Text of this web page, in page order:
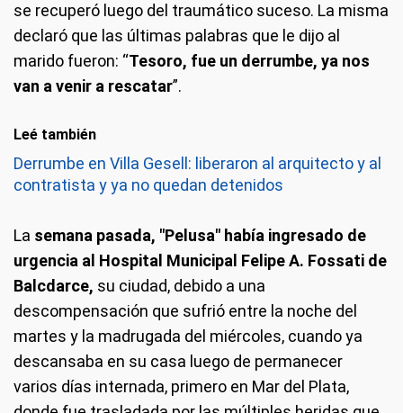
se recuperó luego del traumático suceso. La misma
declaró que las últimas palabras que le dijo al
marido fueron: “Tesoro, fue un derrumbe, ya nos
van a venir a rescatar”.
Leé también
Derrumbe en Villa Gesell: liberaron al arquitecto y al
contratista y ya no quedan detenidos
La semana pasada, "Pelusa" había ingresado de
urgencia al Hospital Municipal Felipe A. Fossati de
Balcdarce, su ciudad, debido a una
descompensación que sufrió entre la noche del
martes y la madrugada del miércoles, cuando ya
descansaba en su casa luego de permanecer
varios días internada, primero en Mar del Plata,